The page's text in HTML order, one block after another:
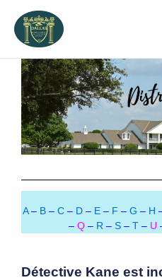
contenu
A– B– C– D– E– F – G – H
– Q – R – S – T – U
Détective Kane est